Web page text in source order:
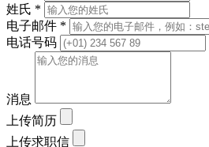
姓氏 *
电子邮件 *
电话号码
消息
上传简历
上传求职信